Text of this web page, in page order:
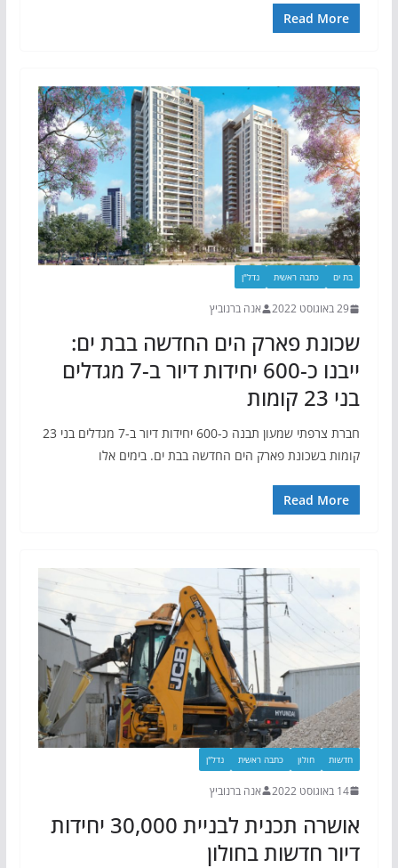
Read More
בת ים כתבה ראשית נדל"ן
29 באוגוסט 2022 אנה ברנוביץ
שכונת פארק הים החדשה בבת ים:
ייבנו כ-600 יחידות דיור ב-7 מגדלים
בני 23 קומות
חברת צרפתי שמעון תבנה כ-600 יחידות דיור ב-7 מגדלים בני 23
קומות בשכונת פארק הים החדשה בבת ים. בימים אלו
Read More
חדשות חולון כתבה ראשית נדל"ן
14 באוגוסט 2022 אנה ברנוביץ
אושרה תכנית לבניית 30,000 יחידות
דיור חדשות בחולון